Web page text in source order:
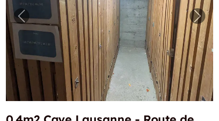
Vorheriges Bild für "0.4m2 Cave Lausanne -